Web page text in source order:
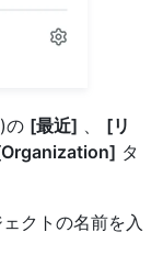
の [最近] 、 [リ
タ
クトの名前を入